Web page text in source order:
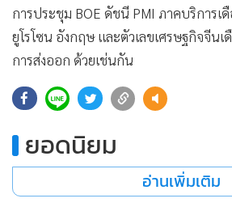
การประชุม BOE ดัชนี PMI ภาคบริการ
ยูโรโซน อังกฤษ และตัวเลขเศรษฐกิจจีน
การส่งออก ด้วยเช่นกัน
ยอดนิยม
อ่านเพิ่มเติม